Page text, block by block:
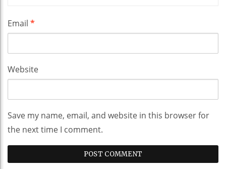
Email *
Website
Save my name, email, and website in this browser for
the next time I comment.